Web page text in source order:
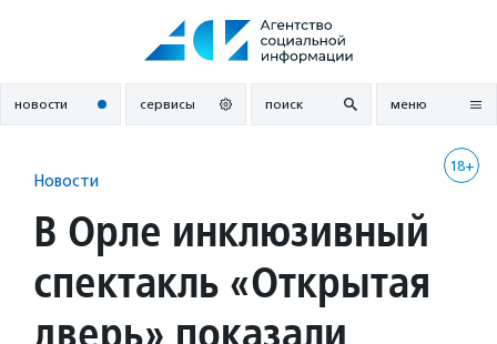
новости сервисы поиск меню
18+
Новости
В Орле инклюзивный
спектакль «Открытая
дверь» показали